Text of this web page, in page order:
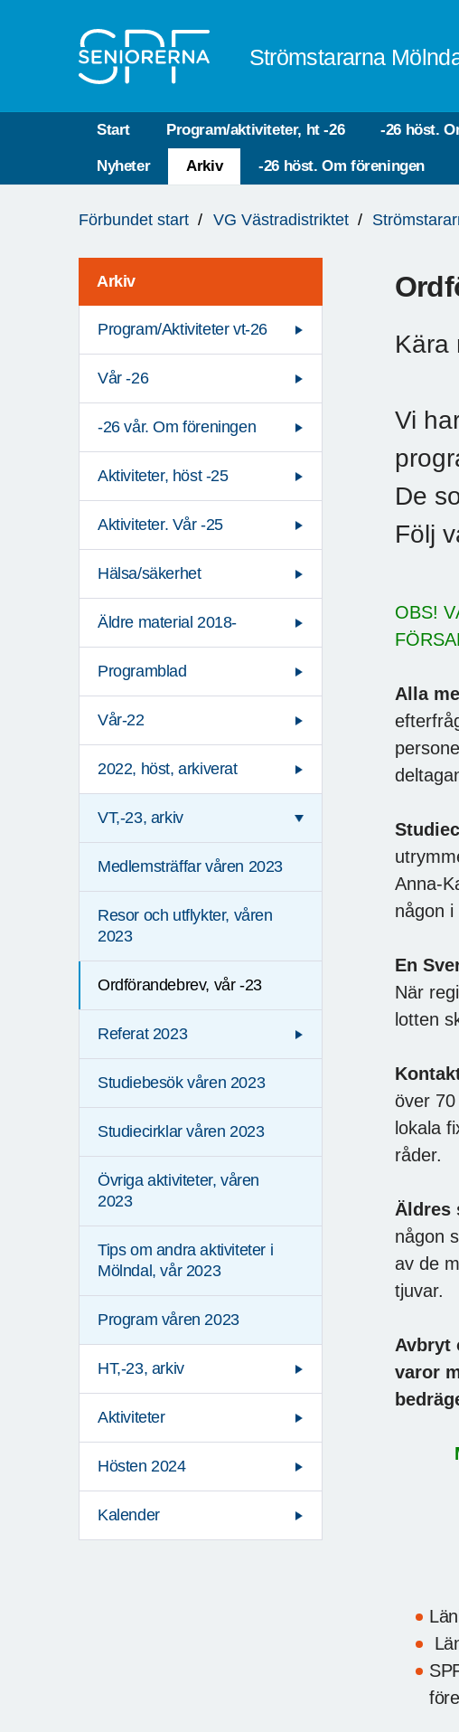
Strömstararna
Start Program/aktiviteter, ht -26 -26 höst.
Nyheter Arkiv -26 höst. Om föreningen
är
Förbundet start VG Västradistriktet
Arkiv
Program/Aktiviteter vt-26
Vår -26
-26 vår. Om föreningen
Aktiviteter, höst -25
Aktiviteter. Vår -25
Hälsa/säkerhet
Äldre material 2018-
Programblad
Vår-22
2022, höst, arkiverat
VT,-23, arkiv
Medlemsträffar våren 2023
Resor och utflykter, våren
2023
Ordförandebrev, vår -23
Referat 2023
Studiebesök våren 2023
Studiecirklar våren 2023
Övriga aktiviteter, våren
2023
Tips om andra aktiviteter i
Mölndal, vår 2023
Program våren 2023
HT,-23, arkiv
Aktiviteter
Hösten 2024
Kalender
Kära
Vi
De
Följ
OBS!
Alla
Anna-
någon
En
När
lotten
över
lokala
råder.
Äldres
någon
av de
tjuvar.
Avbryt
varor